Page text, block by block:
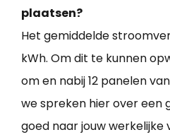
plaatsen?
Het gemiddelde
kWh. Om dit te kunnen
om en nabij 12 panelen
we spreken hier over een
goed naar jouw werkelijke